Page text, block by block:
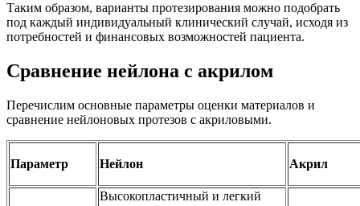
Таким образом, варианты протезирования можно подобрать
под каждый индивидуальный клинический случай, исходя из
потребностей и финансовых возможностей пациента.
Сравнение нейлона с акрилом
Перечислим основные параметры оценки материалов и
сравнение нейлоновых протезов с акриловыми.
Параметр Нейлон Акрил
Высокопластичный и легкий